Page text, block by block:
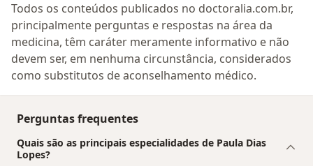
Todos os conteúdos publicados no doctoralia.com.br,
principalmente perguntas e respostas na área da
medicina, têm caráter meramente informativo e não
devem ser, em nenhuma circunstância, considerados
como substitutos de aconselhamento médico.
Perguntas frequentes
Quais são as principais especialidades de Paula Dias
Lopes?